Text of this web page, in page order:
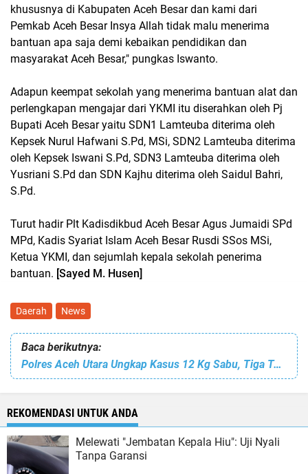
khususnya di Kabupaten Aceh Besar dan kami dari
Pemkab Aceh Besar Insya Allah tidak malu menerima
bantuan apa saja demi kebaikan pendidikan dan
masyarakat Aceh Besar," pungkas Iswanto.
Adapun keempat sekolah yang menerima bantuan alat dan
perlengkapan mengajar dari YKMI itu diserahkan oleh Pj
Bupati Aceh Besar yaitu SDN1 Lamteuba diterima oleh
Kepsek Nurul Hafwani S.Pd, MSi, SDN2 Lamteuba diterima
oleh Kepsek Iswani S.Pd, SDN3 Lamteuba diterima oleh
Yusriani S.Pd dan SDN Kajhu diterima oleh Saidul Bahri,
S.Pd.
Turut hadir Plt Kadisdikbud Aceh Besar Agus Jumaidi SPd
MPd, Kadis Syariat Islam Aceh Besar Rusdi SSos MSi,
Ketua YKMI, dan sejumlah kepala sekolah penerima
bantuan. [Sayed M. Husen]
Daerah News
Baca berikutnya:
Polres Aceh Utara Ungkap Kasus 12 Kg Sabu, Tiga Tersangka Diamankan
REKOMENDASI UNTUK ANDA
Melewati "Jembatan Kepala Hiu": Uji Nyali
Tanpa Garansi